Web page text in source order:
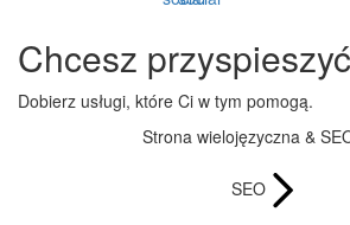
Chcesz
Dobierz usługi, które Ci w tym pomogą.
Strona wielojęzyczna &
SEO